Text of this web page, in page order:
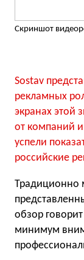
Скриншот
Sostav
рекламных
экранах этой
от компаний и
успели
российские
Традиционно
обзор
минимум